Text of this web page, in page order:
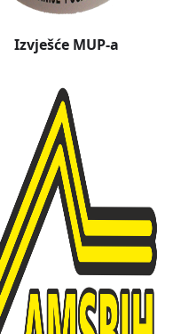
Izvješće MUP-a